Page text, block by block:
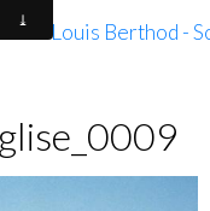
Louis Berthod -